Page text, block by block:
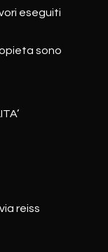
eseguiti
sono
reiss